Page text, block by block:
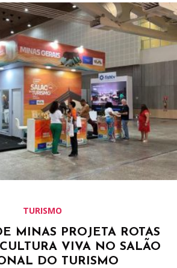
TURISMO
MINAS PROJETA ROTAS
VIVA NO SALÃO
DO TURISMO